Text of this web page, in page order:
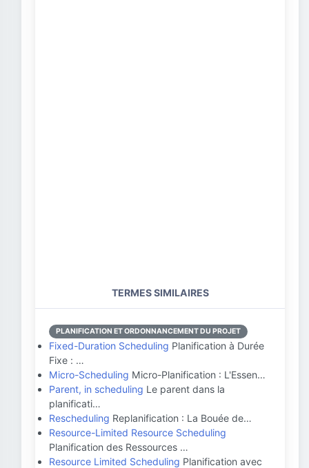
TERMES SIMILAIRES
PLANIFICATION ET ORDONNANCEMENT DU PROJET
Fixed-Duration Scheduling Planification à Durée
Fixe : …
Micro-Scheduling Micro-Planification : L'Essen…
Parent, in scheduling Le parent dans la
planificati…
Rescheduling Replanification : La Bouée de…
Resource-Limited Resource Scheduling
Planification des Ressources …
Resource Limited Scheduling Planification avec